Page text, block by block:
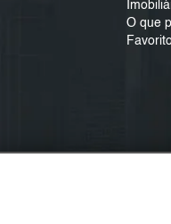
O que